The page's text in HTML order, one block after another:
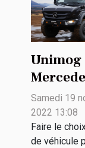
Unimog
Benz :
Samedi 19
2022 13:08
Faire le
de véhicule